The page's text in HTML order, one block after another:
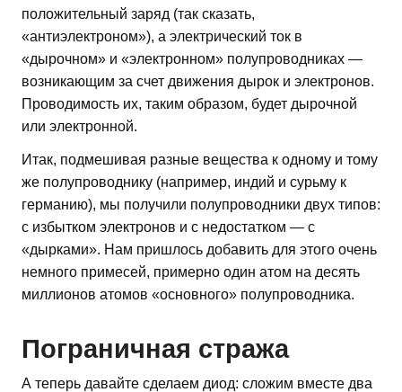
положительный заряд (так сказать,
«антиэлектроном»), а электрический ток в
«дырочном» и «электронном» полупроводниках —
возникающим за счет движения дырок и электронов.
Проводимость их, таким образом, будет дырочной
или электронной.
Итак, подмешивая разные вещества к одному и тому
же полупроводнику (например, индий и сурьму к
германию), мы получили полупроводники двух типов:
с избытком электронов и с недостатком — с
«дырками». Нам пришлось добавить для этого очень
немного примесей, примерно один атом на десять
миллионов атомов «основного» полупроводника.
Пограничная стража
А теперь давайте сделаем диод: сложим вместе два